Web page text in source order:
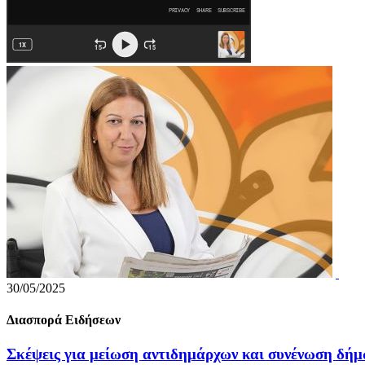
30/05/2025
Διασπορά Ειδήσεων
Σκέψεις για μείωση αντιδημάρχων και συνένωση